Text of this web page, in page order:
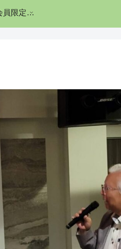
2026-2027 会員限定ページ（議事録等）